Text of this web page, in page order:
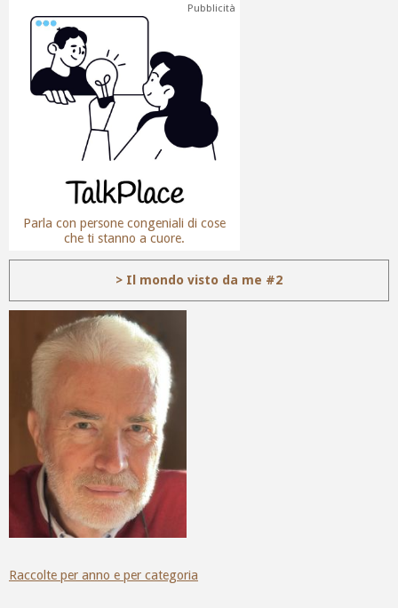
Pubblicità
Parla con persone congeniali di cose
che ti stanno a cuore.
> Il mondo visto da me #2
Raccolte per anno e per categoria